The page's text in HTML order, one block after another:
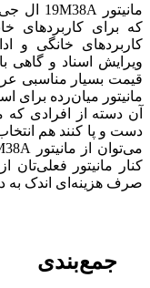
که برای کاربردهای
کاربردهای خانگی و
ویرایش اسناد و گاهی
قیمت بسیار مناسبی
مانیتور میان‌رده برای
آن دسته از افرادی
دست و پا کنند هم
کنار مانیتور فعلی‌تان
صرف هزینه‌ای اندک به
جمع‌بندی